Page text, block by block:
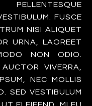
PELLENTESQUE
FUSCE
NISI ALIQUET
URNA, LAOREET
NON ODIO.
VIVERRA,
NEC MOLLIS
SED VESTIBULUM